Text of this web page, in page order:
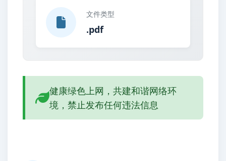
文件类型
.pdf
健康绿色上网，共建和谐网络环
境，禁止发布任何违法信息